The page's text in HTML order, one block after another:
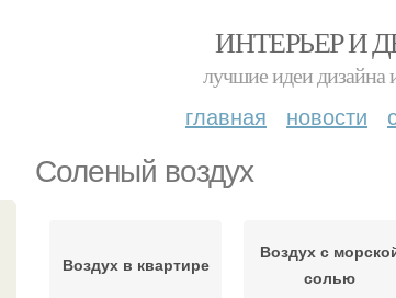
ИНТЕРЬЕР И
лучшие идеи дизайна
главная новости
Соленый воздух
Воздух в квартире
Воздух с
солью